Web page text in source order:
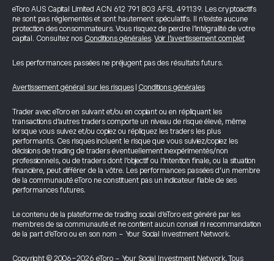
eToro AUS Capital Limited ACN 612 791 803 AFSL 491139. Les cryptoactifs
ne sont pas réglementés et sont hautement spéculatifs. Il n’existe aucune
protection des consommateurs. Vous risquez de perdre l’intégralité de votre
capital. Consultez nos Conditions générales.Voir l’avertissement complet
Les performances passées ne préjugent pas des résultats futurs.
Avertissement général sur les risques Conditions générales
Trader avec eToro en suivant et/ou en copiant ou en répliquant les
transactions d’autres traders comporte un niveau de risque élevé, même
lorsque vous suivez et/ou copiez ou répliquez les traders les plus
performants. Ces risques incluent le risque que vous suiviez/copiez les
décisions de trading de traders éventuellement inexpérimentés/non
professionnels, ou de traders dont l’objectif ou l’intention finale, ou la situation
financière, peut différer de la vôtre. Les performances passées d’un membre
de la communauté eToro ne constituent pas un indicateur fiable de ses
performances futures.
Le contenu de la plateforme de trading social d’eToro est généré par les
membres de sa communauté et ne contient aucun conseil ni recommandation
de la part d’eToro ou en son nom - Your Social Investment Network.
Copyright © 2006-2026 eToro - Your Social Investment Network, Tous